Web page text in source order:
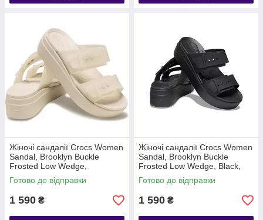
Жіночі сандалії Crocs Women
Sandal, Brooklyn Buckle
Frosted Low Wedge,
Sandstone, бежево-прозорий
W9/39-40
Готово до відправки
1 590 ₴
Жіночі сандалії Crocs Women
Sandal, Brooklyn Buckle
Frosted Low Wedge, Black,
чорні
Готово до відправки
1 590 ₴